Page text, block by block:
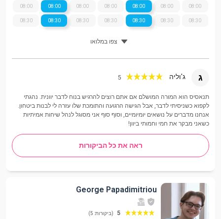
08:00
08:30
08:00
08:30
08:00
08:30
08:00
08:30
08:00
08:30
08:00
08:30
08:00
08:30
צפו במלואו
ג ג'וליה 5
תנאסיס הוא המורה המושלם אם אתם רוצים להרגיש בנוח לדבר יוונית. נהגתי
לקפוא כשניסיתי לדבר, אבל הגישה הרגועה והתומכת שלו עזרה לי לבנות ביטחון.
אנחנו מדברים על נושאים יומיומיים, וסוף סוף אני מסוגל לנהל שיחות אמיתיות
כשאני מבקר את חמי וחמותי ביוון!
ראה את כל הביקורות
George Papadimitriou
5 (ביקורות: 5)